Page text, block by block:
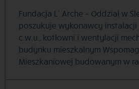
Fundacja L’ Arche – Oddział w
poszukuje wykonawcy instalacji
c.w.u., kotłowni i wentylacji
budynku mieszkalnym
Mieszkaniowej budowanym w